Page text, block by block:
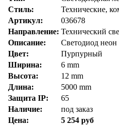
Стиль:
Технические,
Артикул:
036678
Направление: Технический
Описание:
Светодиод
Цвет:
Пурпурный
Ширина:
6 mm
Высота:
12 mm
Длина:
5000 mm
Защита IP:
65
Наличие:
под заказ
Цена:
5 254 руб